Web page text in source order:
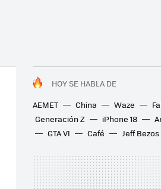
HOY SE HABLA DE
AEMET
China Waze
Generación Z
iPhone 18
GTA VI
Café Jeff Bezos